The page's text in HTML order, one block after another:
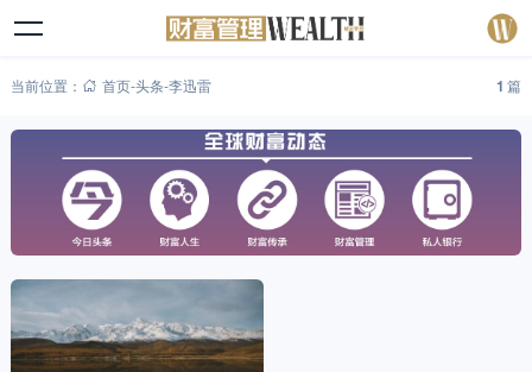
当前位置： 首页-头条-李迅雷 1 篇